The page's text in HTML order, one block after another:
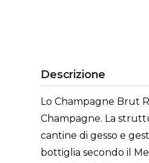
Descrizione
Lo Champagne Brut
Champagne. La
cantine di gesso e
bottiglia secondo il